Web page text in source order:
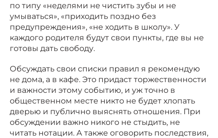
по типу «неделями не чистить зубы и не
умываться», «приходить поздно без
предупреждения», «не ходить в школу». У
каждого родителя будут свои пункты, где вы не
готовы дать свободу.
Обсуждать свои списки правил я рекомендую
не дома, а в кафе. Это придаст торжественности
и важности этому событию, и уж точно в
общественном месте никто не будет хлопать
дверью и публично выяснять отношения. При
обсуждении важно никого не стыдить, не
читать нотации. А также оговорить последствия,